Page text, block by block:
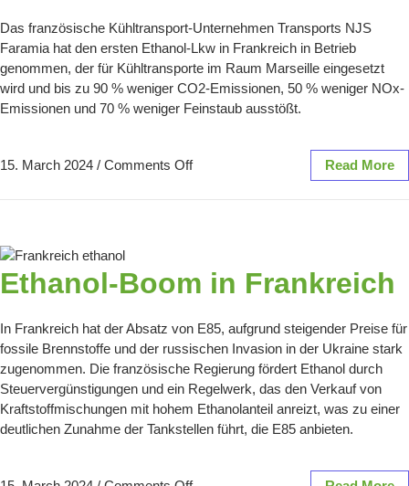
Das französische Kühltransport-Unternehmen Transports NJS
Faramia hat den ersten Ethanol-Lkw in Frankreich in Betrieb
genommen, der für Kühltransporte im Raum Marseille eingesetzt
wird und bis zu 90 % weniger CO2-Emissionen, 50 % weniger NOx-
Emissionen und 70 % weniger Feinstaub ausstößt.
15. March 2024 / Comments Off Read More
Ethanol-Boom in Frankreich
In Frankreich hat der Absatz von E85, aufgrund steigender Preise für
fossile Brennstoffe und der russischen Invasion in der Ukraine stark
zugenommen. Die französische Regierung fördert Ethanol durch
Steuervergünstigungen und ein Regelwerk, das den Verkauf von
Kraftstoffmischungen mit hohem Ethanolanteil anreizt, was zu einer
deutlichen Zunahme der Tankstellen führt, die E85 anbieten.